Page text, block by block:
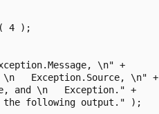
4 );
\n" +
Exception.Source, \n" +
and \n   Exception." +
following output." );